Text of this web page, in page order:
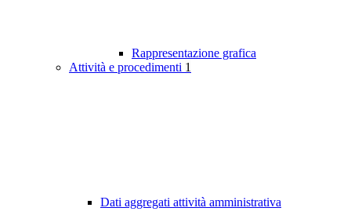
Rappresentazione grafica
Attività e procedimenti 1
Dati aggregati attività amministrativa